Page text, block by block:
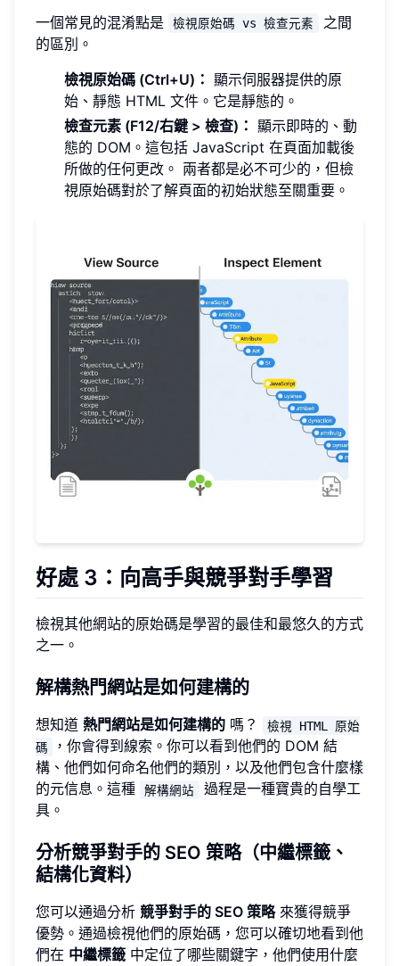
一個常見的混淆點是 檢視原始碼 vs 檢查元素
之間
的區別。
檢視原始碼 (Ctrl+U)： 顯示伺服器提供的原
始、靜態 HTML 文件。它是靜態的。
檢查元素 (F12/右鍵 > 檢查)： 顯示即時的、動
態的 DOM。這包括 JavaScript 在頁面加載後
所做的任何更改。 兩者都是必不可少的，但檢
視原始碼對於了解頁面的初始狀態至關重要。
好處 3：向高手與競爭對手學習
檢視其他網站的原始碼是學習的最佳和最悠久的方式
之一。
解構熱門網站是如何建構的
想知道 熱門網站是如何建構的 嗎？
檢視 HTML 原始
碼
，你會得到線索。你可以看到他們的 DOM 結
構、他們如何命名他們的類別，以及他們包含什麼樣
的元信息。這種
解構網站
過程是一種寶貴的自學工
具。
分析競爭對手的 SEO 策略（中繼標籤、
結構化資料）
您可以通過分析 競爭對手的 SEO 策略來獲得競爭
優勢。通過檢視他們的原始碼，您可以確切地看到他
們在 中繼標籤 中定位了哪些關鍵字，他們使用什麼